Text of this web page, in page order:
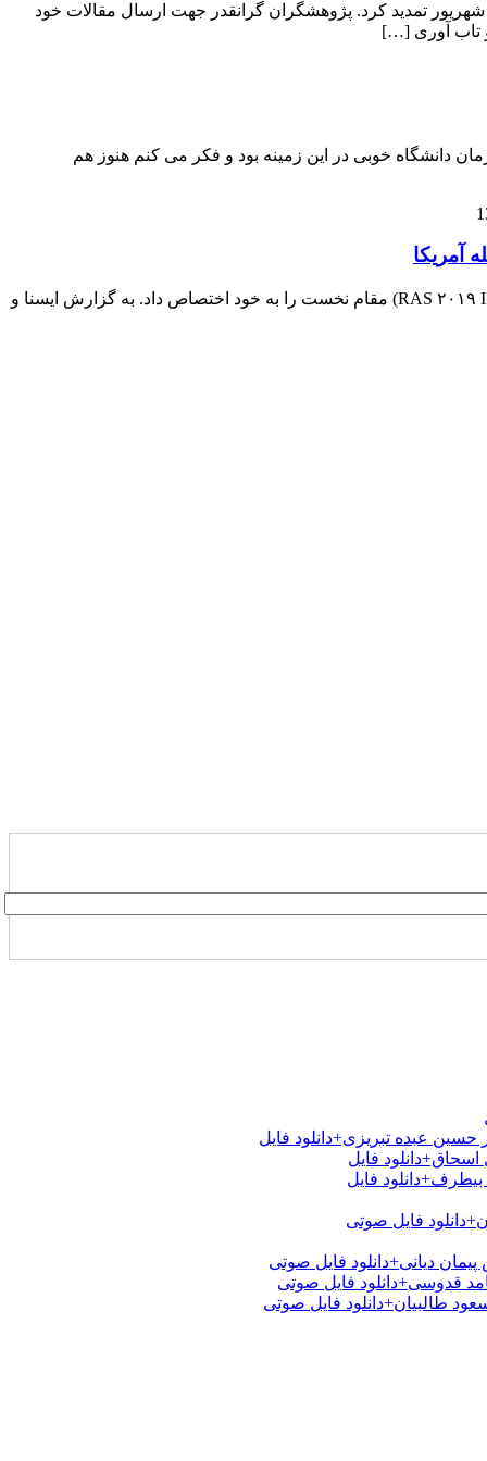
بنا بر اعلام دبیرخانه هجدهمین کنفرانس بین المللی مهندسی صنایع جهت مساعدت بیشتر با مخاطبین کنفرانس، مهلت ارسال مقاله را تا ۳۱ شهریور تمدید کرد. پژوهشگران گرانقدر جهت ارسال مقالات خود
بگویید. من مهندسی صنایع با گرایش تولید صنعتی در دانشگاه آزاد قزوین خواندم، ورودی سال ۸۱ هستم آن زمان دانشگاه خوبی در این زمینه بود و فکر می کنم هنوز هم
آمریکا
تیم دانشکده مهندسی صنایع و سیستم‌های دانشگاه صنعتی اصفهان در مسابقات بین‌المللی حل مسئله در حوزه حمل و نقل ریلی (RAS ۲۰۱۹ INFORMS) مقام نخست را به خود اختصاص داد. به گزارش ایسنا و
عبده تبریزی+دانلود فایل
فایل
فایل
فایل صوتی
دیانی+دانلود فایل صوتی
قدوسی+دانلود فایل صوتی
طالبیان+دانلود فایل صوتی